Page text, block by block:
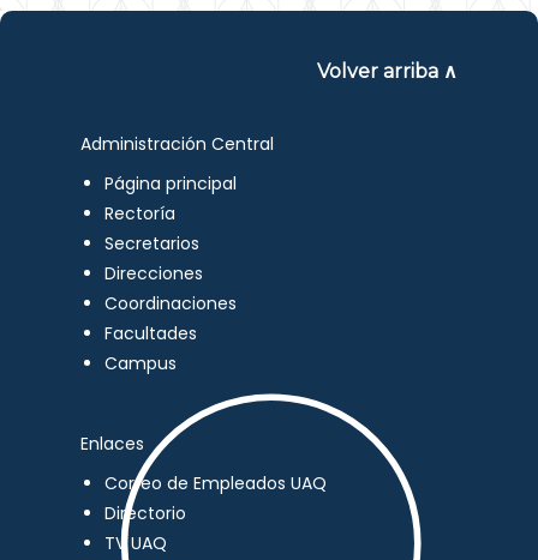
Volver arriba ∧
Administración Central
Página principal
Rectoría
Secretarios
Direcciones
Coordinaciones
Facultades
Campus
Enlaces
Correo de Empleados UAQ
Directorio
TV UAQ